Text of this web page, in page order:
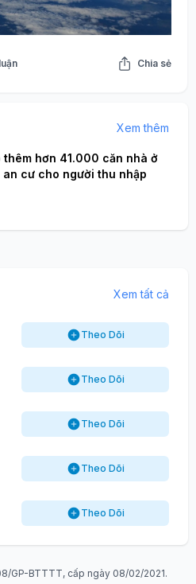
Chia sẻ
Xem thêm
thêm hơn 41.000 căn nhà ở
cư cho người thu nhập
Xem tất cả
Theo Dõi
Theo Dõi
Theo Dõi
Theo Dõi
Theo Dõi
GP-BTTTT, cấp ngày 08/02/2021.